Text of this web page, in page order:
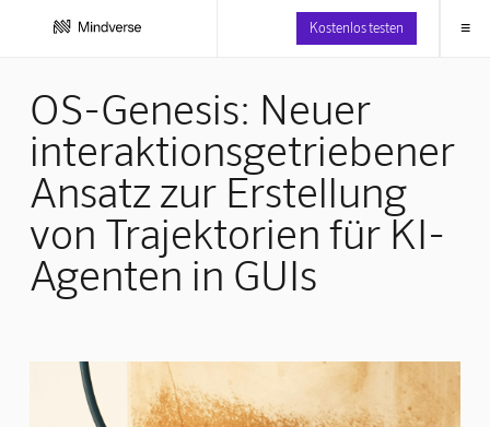
Kostenlos testen ≡
OS-Genesis: Neuer
interaktionsgetriebener
Ansatz zur Erstellung
von Trajektorien für KI-
Agenten in GUIs